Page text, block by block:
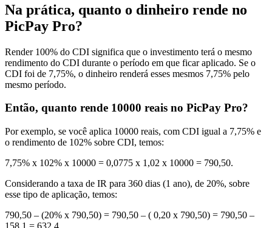
Na prática, quanto o dinheiro rende no
PicPay Pro?
Render 100% do CDI significa que o investimento terá o mesmo
rendimento do CDI durante o período em que ficar aplicado. Se o
CDI foi de 7,75%, o dinheiro renderá esses mesmos 7,75% pelo
mesmo período.
Então, quanto rende 10000 reais no PicPay Pro?
Por exemplo, se você aplica 10000 reais, com CDI igual a 7,75% e
o rendimento de 102% sobre CDI, temos:
7,75% x 102% x 10000 = 0,0775 x 1,02 x 10000 = 790,50.
Considerando a taxa de IR para 360 dias (1 ano), de 20%, sobre
esse tipo de aplicação, temos:
790,50 – (20% x 790,50) = 790,50 – ( 0,20 x 790,50) = 790,50 –
158,1 = 632,4.